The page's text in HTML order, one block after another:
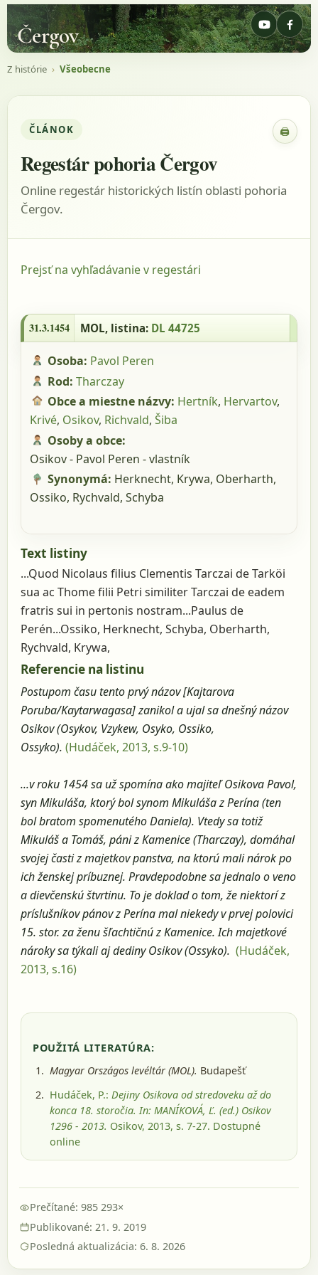
Čergov
Z histórie › Všeobecne
ČLÁNOK 🖨
Regestár pohoria Čergov
Online regestár historických listín oblasti pohoria
Čergov.
Prejsť na vyhľadávanie v regestári
31.3.1454 MOL, listina: DL 44725
Osoba: Pavol Peren
Rod: Tharczay
Obce a miestne názvy: Hertník, Hervartov,
Krivé, Osikov, Richvald, Šiba
Osoby a obce:
Osikov - Pavol Peren - vlastník
Synonymá: Herknecht, Krywa, Oberharth,
Ossiko, Rychvald, Schyba
Text listiny
...Quod Nicolaus filius Clementis Tarczai de Tarköi
sua ac Thome filii Petri similiter Tarczai de eadem
fratris sui in pertonis nostram...Paulus de
Perén...Ossiko, Herknecht, Schyba, Oberharth,
Rychvald, Krywa,
Referencie na listinu
Postupom času tento prvý názov [Kajtarova
Poruba/Kaytarwagasa] zanikol a ujal sa dnešný názov
Osikov (Osykov, Vzykew, Osyko, Ossiko,
Ossyko). (Hudáček, 2013, s.9-10)
...v roku 1454 sa už spomína ako majiteľ Osikova Pavol,
syn Mikuláša, ktorý bol synom Mikuláša z Perína (ten
bol bratom spomenutého Daniela). Vtedy sa totiž
Mikuláš a Tomáš, páni z Kamenice (Tharczay), domáhal
svojej časti z majetkov panstva, na ktorú mali nárok po
ich ženskej príbuznej. Pravdepodobne sa jednalo o veno
a dievčenskú štvrtinu. To je doklad o tom, že niektorí z
príslušníkov pánov z Perína mal niekedy v prvej polovici
15. stor. za ženu šľachtičnú z Kamenice. Ich majetkové
nároky sa týkali aj dediny Osikov (Ossyko). (Hudáček,
2013, s.16)
POUŽITÁ LITERATÚRA:
Magyar Országos levéltár (MOL). Budapešť
Hudáček, P.: Dejiny Osikova od stredoveku až do
konca 18. storočia. In: MANÍKOVÁ, Ľ. (ed.) Osikov
1296 - 2013. Osikov, 2013, s. 7-27. Dostupné
online
Prečítané: 985 293×
Publikované: 21. 9. 2019
Posledná aktualizácia: 6. 8. 2026